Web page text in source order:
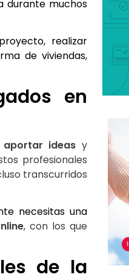
durante muchos
realizar
de viviendas,
en
ideas y
profesionales
transcurridos
necesitas una
, con los que
de la